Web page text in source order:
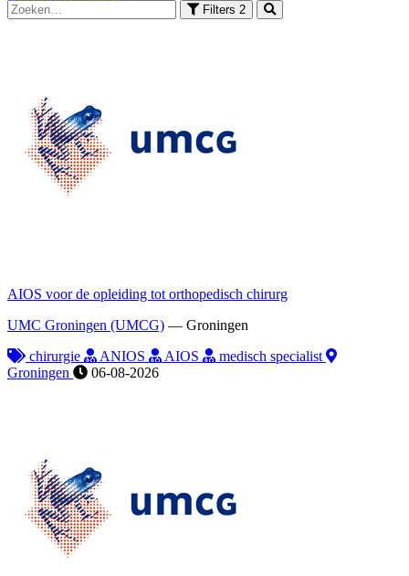
Filters 2
AIOS voor de opleiding tot orthopedisch chirurg
UMC Groningen (UMCG) — Groningen
chirurgie
ANIOS AIOS
medisch specialist
Groningen
06-08-2026